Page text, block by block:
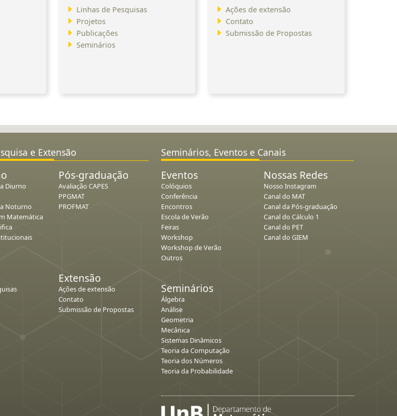
Linhas de Pesquisas
Projetos
Publicações
Seminários
Ações de extensão
Contato
Submissão de Propostas
e Extensão
Diurno
Noturno
Matemática
Pós-graduação
Avaliação CAPES
PPGMAT
PROFMAT
Extensão
Ações de extensão
Contato
Submissão de Propostas
Seminários, Eventos e Canais
Eventos
Colóquios
Conferência
Encontros
Escola de Verão
Feiras
Workshop
Workshop de Verão
Outros
Nossas Redes
Nosso Instagram
Canal do MAT
Canal da Pós-graduação
Canal do Cálculo 1
Canal do PET
Canal do GIEM
Seminários
Álgebra
Análise
Geometria
Mecânica
Sistemas Dinâmicos
Teoria da Computação
Teoria dos Números
Teoria da Probabilidade